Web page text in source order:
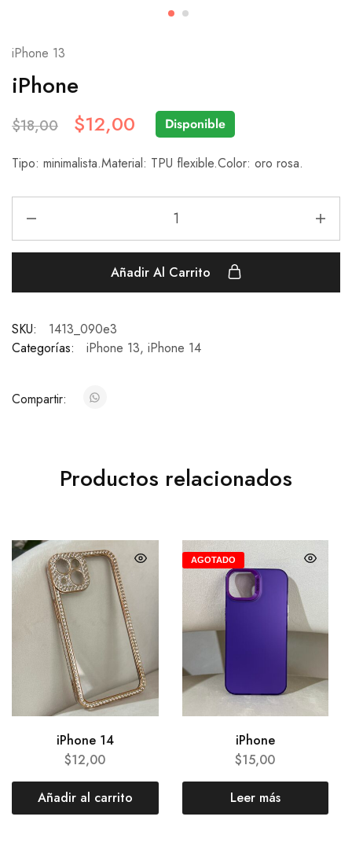
iPhone 13
iPhone
$18,00 $12,00 Disponible
Tipo: minimalista.Material: TPU flexible.Color: oro rosa.
Añadir Al Carrito
SKU:
1413_090e3
Categorías:
iPhone 13, iPhone 14
Compartir:
Productos relacionados
iPhone 14
$12,00
Añadir al carrito
AGOTADO
iPhone
$15,00
Leer más